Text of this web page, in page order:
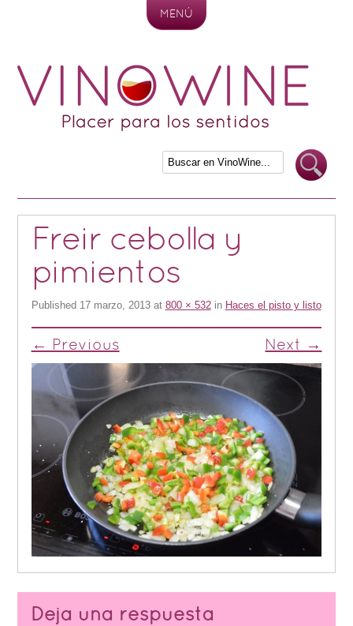
MENÚ
Freir cebolla y
pimientos
Published 17 marzo, 2013at 800 × 532in Haces el pisto y listo
← Previous Next →
Deja una respuesta